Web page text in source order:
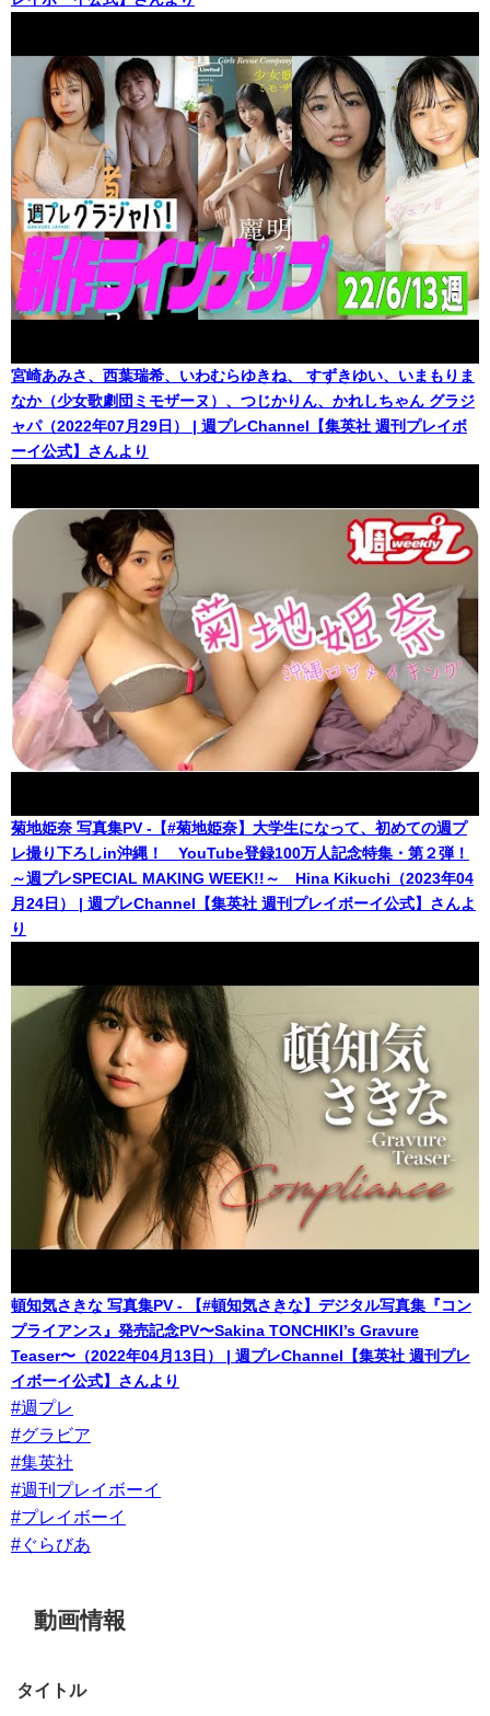
宮崎あみさ、西葉瑞希、いわむらゆきね、 すずきゆい、いまもりま
なか（少女歌劇団ミモザーヌ）、つじかりん、かれしちゃん グラジ
ャパ（2022年07月29日） | 週プレChannel【集英社 週刊プレイボ
ーイ公式】さんより
菊地姫奈 写真集PV -【#菊地姫奈】大学生になって、初めての週プ
レ撮り下ろしin沖縄！ YouTube登録100万人記念特集・第２弾！
～週プレSPECIAL MAKING WEEK!!～ Hina Kikuchi（2023年04
月24日） | 週プレChannel【集英社 週刊プレイボーイ公式】さんよ
り
頓知気さきな 写真集PV - 【#頓知気さきな】デジタル写真集『コン
プライアンス』発売記念PV〜Sakina TONCHIKI’s Gravure
Teaser〜（2022年04月13日） | 週プレChannel【集英社 週刊プレ
イボーイ公式】さんより
#週プレ
#グラビア
#集英社
#週刊プレイボーイ
#プレイボーイ
#ぐらびあ
動画情報
タイトル